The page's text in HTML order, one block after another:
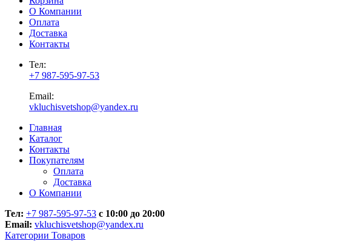
О Компании
Оплата
Доставка
Контакты
Тел:
+7 987-595-97-53
Email:
vkluchisvetshop@yandex.ru
Главная
Каталог
Контакты
Покупателям
Оплата
Доставка
О Компании
Тел: +7 987-595-97-53 с 10:00 до 20:00
Email: vkluchisvetshop@yandex.ru
Категории Товаров